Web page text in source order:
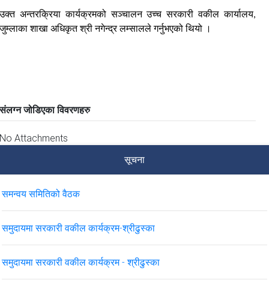
उक्त अन्तरक्रिया कार्यक्रमको सञ्चालन उच्च सरकारी वकील कार्यालय,
जुम्लाका शाखा अधिकृत श्री नगेन्द्र लम्सालले गर्नुभएको थियो ।
संलग्न जोडिएका विवरणहरु
No Attachments
सूचना
समन्वय समितिको वैठक
समुदायमा सरकारी वकील कार्यक्रम-श्रीढुस्का
समुदायमा सरकारी वकील कार्यक्रम - श्रीढुस्का